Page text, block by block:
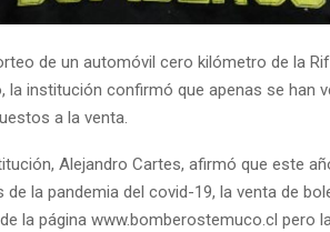
de un automóvil cero kilómetro de la
la institución confirmó que apenas se han
a la venta.
Alejandro Cartes, afirmó que este
la pandemia del covid-19, la venta de
la página www.bomberostemuco.cl pero